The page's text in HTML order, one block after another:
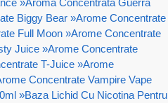
Biggy Bear »Arome Concentrate
Full Moon »Arome Concentrate
Juice »Arome Concentrate
T-Juice »Arome
Concentrate Vampire Vape
»Baza Lichid Cu Nicotina Pentru